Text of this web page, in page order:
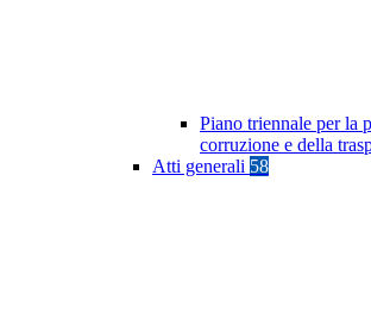
Piano triennale per la
corruzione e della
Atti generali 58